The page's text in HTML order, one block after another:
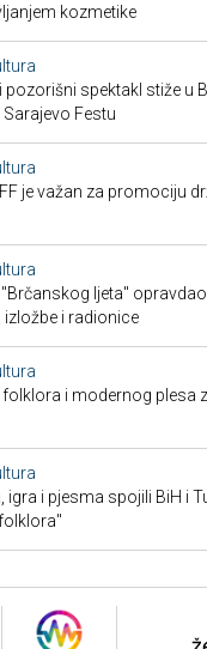
kozmetike
pozorišni spektakl stiže u
Sarajevo Festu
je važan za promociju
ljeta"
izložbe i radionice
folklora i modernog plesa
igra i pjesma spojili BiH i